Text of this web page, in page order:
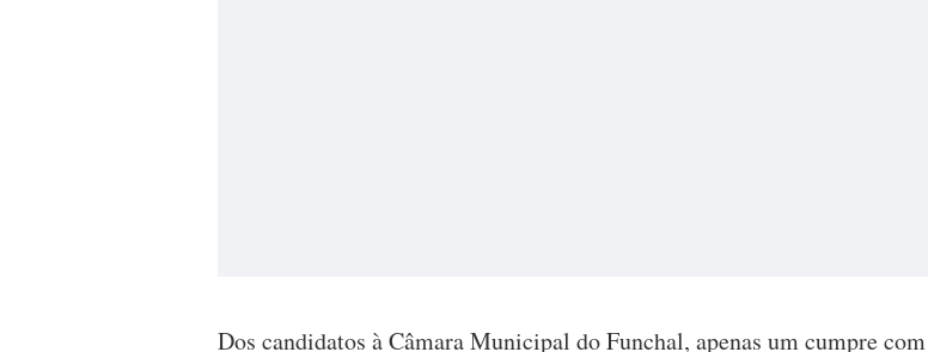
Dos candidatos à Câmara Municipal do Funchal, apenas um cumpre com